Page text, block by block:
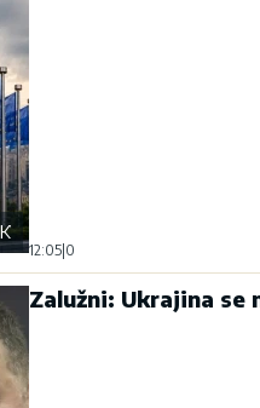
12:05 0
Zalužni: Ukrajina se